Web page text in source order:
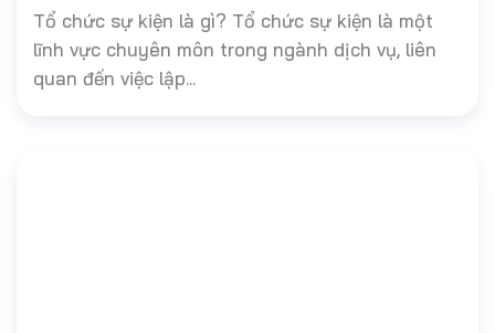
Tổ chức sự kiện là gì? Tổ chức sự kiện là một
lĩnh vực chuyên môn trong ngành dịch vụ, liên
quan đến việc lập...